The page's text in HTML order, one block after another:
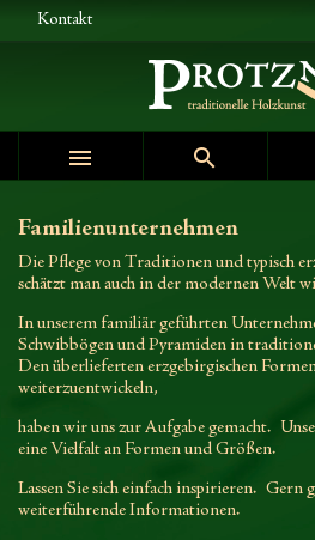
Kontakt
 
Familienunternehmen
Die Pflege von Traditionen und typisch
schätzt man auch in der modernen Welt
In unserem familiär geführten
Schwibbögen und Pyramiden in
Den überlieferten erzgebirgischen
weiterzuentwickeln,
haben wir uns zur Aufgabe gemacht.
eine Vielfalt an Formen und Größen.
Lassen Sie sich einfach inspirieren. Gern
weiterführende Informationen.